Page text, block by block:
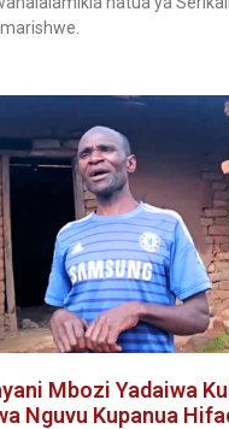
Mbozi Yadaiwa
Nguvu Kupanua